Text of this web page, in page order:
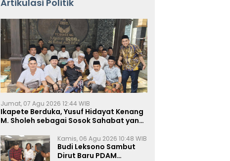
Artikulasi Politik
Jumat, 07 Agu 2026 12:44 WIB
Ikapete Berduka, Yusuf Hidayat Kenang
M. Sholeh sebagai Sosok Sahabat yang
Kamis, 06 Agu 2026 10:48 WIB
Budi Leksono Sambut
Dirut Baru PDAM